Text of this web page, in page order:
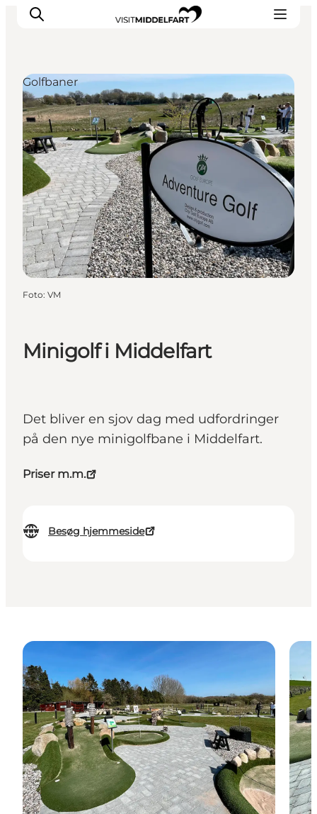
Oplevelser
Mad og drikke
Overnatning
Det Sker
Book oplevelse
Møde og Konference
Minigolf i Middelfart
Det bliver en sjov dag med udfordringer
på den nye minigolfbane i Middelfart.
Priser m.m.
Besøg hjemmeside
Golfbaner
Foto: VM